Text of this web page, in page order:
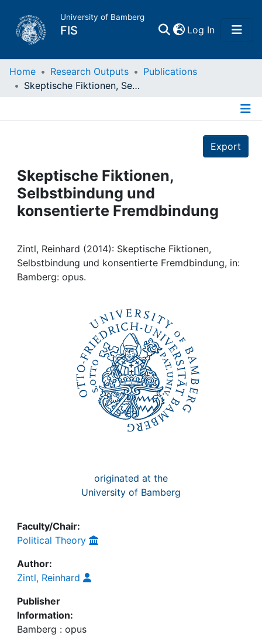
University of Bamberg
FIS Log In(current)
Home
Projects
People
Awards
Home Research Outputs
Publications
Skeptische Fiktionen, Selbstbindung und konsentierte Fremdbindung
Export
Skeptische Fiktionen,
Selbstbindung und
konsentierte Fremdbindung
Zintl, Reinhard (2014): Skeptische Fiktionen,
Selbstbindung und konsentierte Fremdbindung, in:
Bamberg: opus.
originated at the
University of Bamberg
Faculty/Chair:
Political Theory
Author:
Zintl, Reinhard
Publisher
Information:
Bamberg : opus